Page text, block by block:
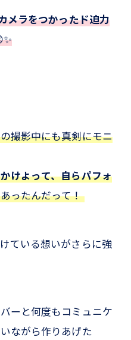
メラをつかったド迫力
撮影中にも真剣にモニ
けよって、自らパフォ
あったんだって！
ている想いがさらに強
ーと何度もコミュニケ
ながら作りあげた